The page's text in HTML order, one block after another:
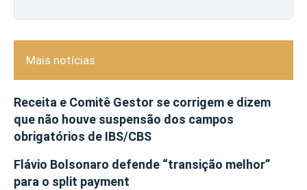
Mais notícias
Receita e Comitê Gestor se corrigem e dizem
que não houve suspensão dos campos
obrigatórios de IBS/CBS
Flávio Bolsonaro defende “transição melhor”
para o split payment